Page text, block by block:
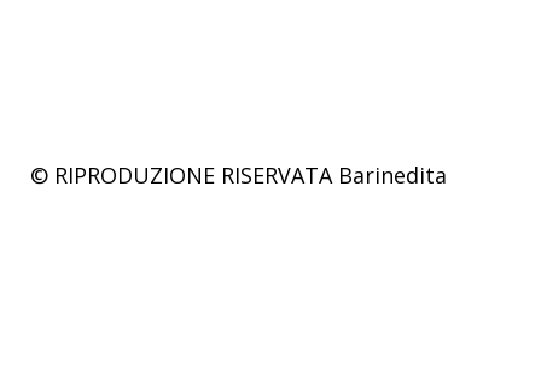
© RIPRODUZIONE RISERVATA Barinedita